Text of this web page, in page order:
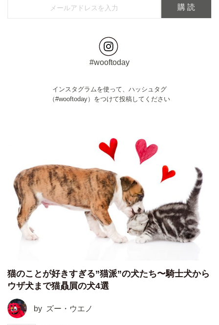
#wooftoday
インスタグラムを使って、ハッシュタグ
（#wooftoday）をつけて投稿してください
猫のことが好きすぎる”猫派”の犬たち〜騎士犬から
ウザ犬まで猫贔屓の犬4選
by ズー・ウエノ